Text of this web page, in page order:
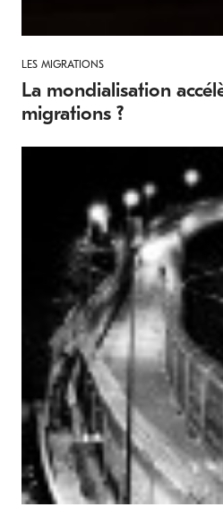
LES MIGRATIONS
La mondialisation
migrations ?